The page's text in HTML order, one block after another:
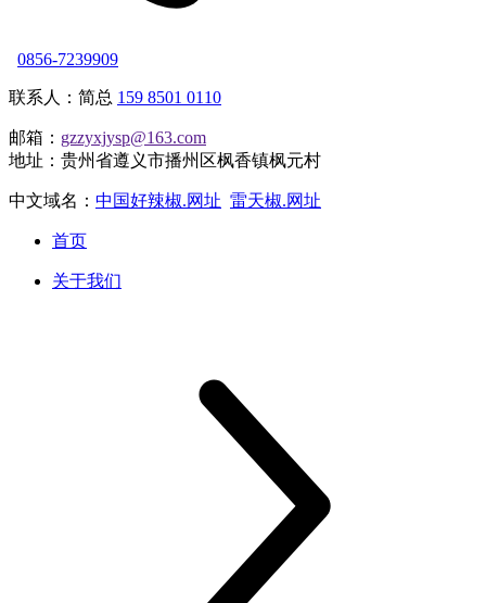
0856-7239909
联系人：简总 159 8501 0110
邮箱： gzzyxjysp@163.com
地址：贵州省遵义市播州区枫香镇枫元村
中文域名： 中国好辣椒.网址 雷天椒.网址
首页
关于我们